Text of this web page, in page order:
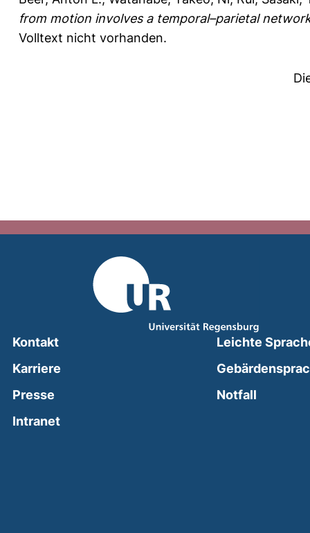
from motion involves a temporal–parietal
Volltext nicht vorhanden.
Kontakt
Karriere
Presse
Intranet(external link, opens in a new window)
Leichte
Notfall